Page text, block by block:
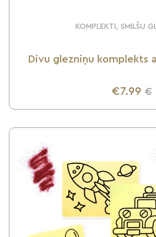
KOMPLEKTI, SMILŠU
Divu glezniņu komplekts
€7.99 €
UZZINI VAIRĀK